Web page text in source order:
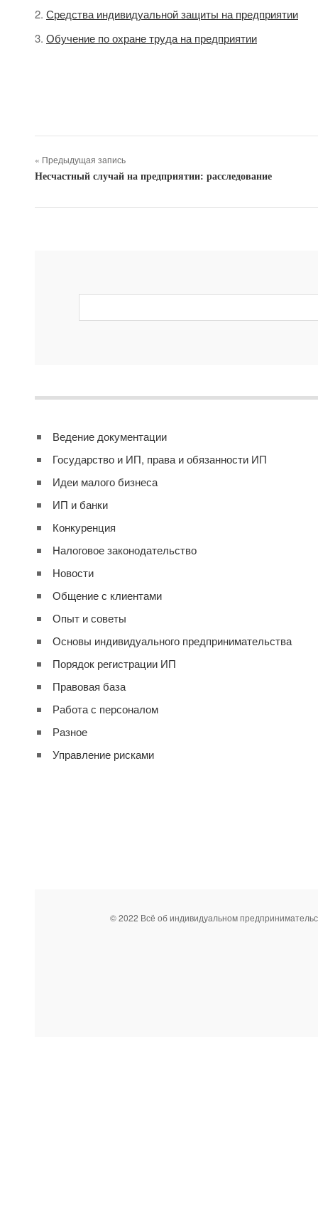
Средства индивидуальной защиты на предприятии
Обучение по охране труда на предприятии
« Предыдущая запись
Несчастный случай на предприятии: расследование
Ведение документации
Государство и ИП, права и обязанности ИП
Идеи малого бизнеса
ИП и банки
Конкуренция
Налоговое законодательство
Новости
Общение с клиентами
Опыт и советы
Основы индивидуального предпринимательства
Порядок регистрации ИП
Правовая база
Работа с персоналом
Разное
Управление рисками
© 2022 Всё об индивидуальном